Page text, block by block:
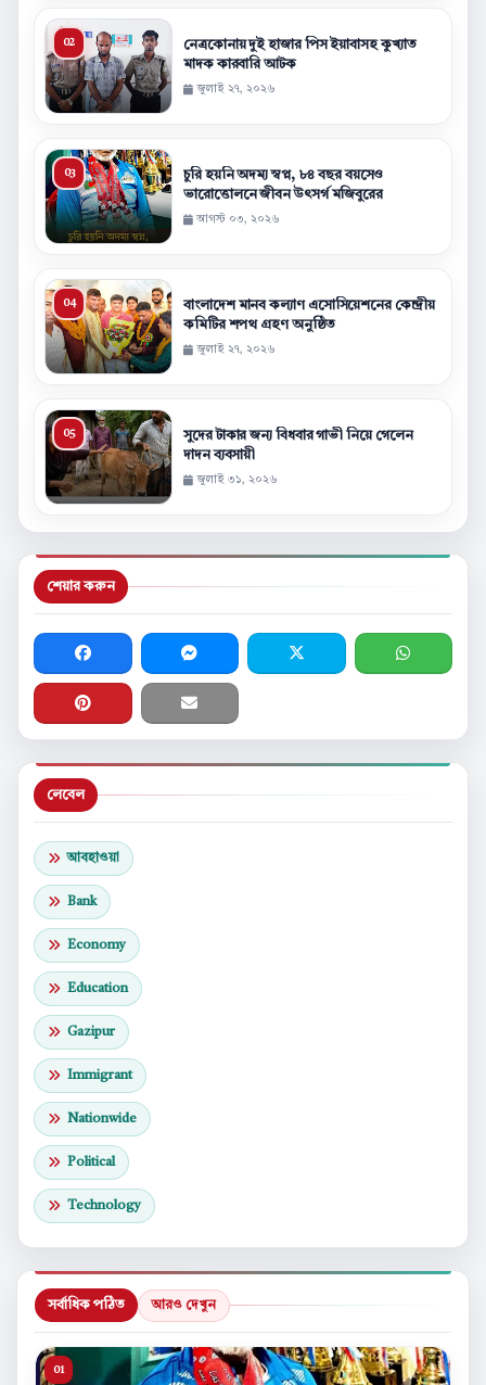
নেত্রকোনায় দুই হাজার পিস ইয়াবাসহ কুখ্যাত
মাদক কারবারি আটক
জুলাই ২৭, ২০২৬
চুরি হয়নি অদম্য স্বপ্ন, ৮৪ বছর বয়সেও
ভারোত্তোলনে জীবন উৎসর্গ মজিবুরের
আগস্ট ০৩, ২০২৬
বাংলাদেশ মানব কল্যাণ এসোসিয়েশনের কেন্দ্রীয়
কমিটির শপথ গ্রহণ অনুষ্ঠিত
জুলাই ২৭, ২০২৬
সুদের টাকার জন্য বিধবার গাভী নিয়ে গেলেন
দাদন ব্যবসায়ী
জুলাই ৩১, ২০২৬
শেয়ার করুন
লেবেল
আবহাওয়া
Bank
Economy
Education
Gazipur
Immigrant
Nationwide
Political
Technology
সর্বাধিক পঠিত আরও দেখুন